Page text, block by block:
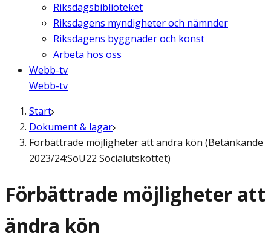
Riksdagsbiblioteket
Riksdagens myndigheter och nämnder
Riksdagens byggnader och konst
Arbeta hos oss
Webb-tv
Webb-tv
Start
Dokument & lagar
Förbättrade möjligheter att ändra kön (Betänkande
2023/24:SoU22 Socialutskottet)
Förbättrade möjligheter att
ändra kön